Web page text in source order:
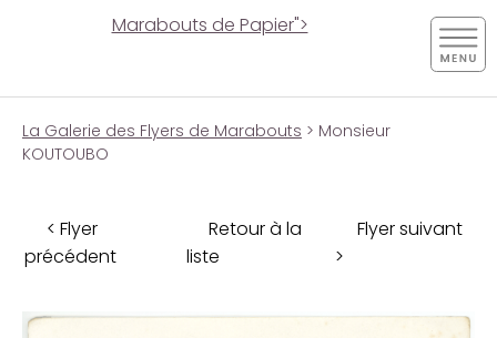
Marabouts de Papier">
La Galerie des Flyers de Marabouts > Monsieur
KOUTOUBO
< Flyer
précédent
Retour à la
liste
Flyer suivant
>